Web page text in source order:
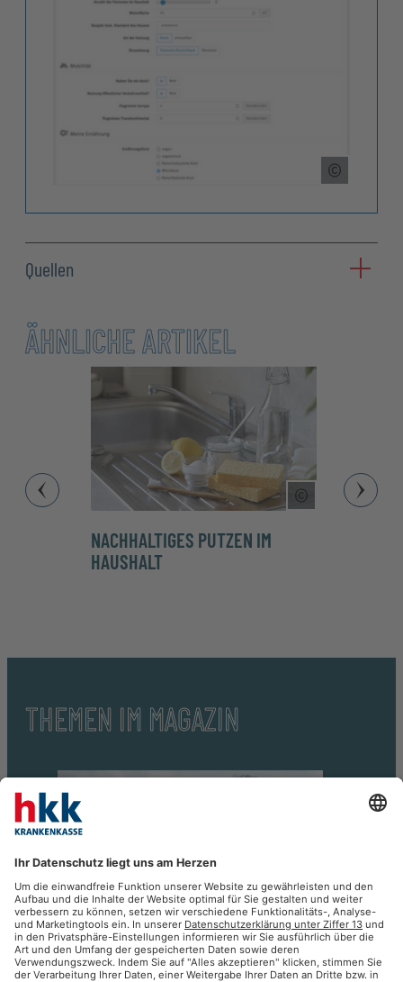
Quellen
ÄHNLICHE ARTIKEL
Copyright
NACHHALTIGES PUTZEN IM
HAUSHALT
THEMEN IM MAGAZIN